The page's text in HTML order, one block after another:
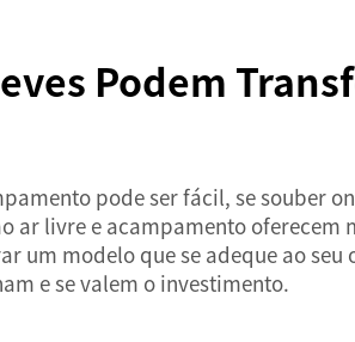
Podem
pode ser fácil, se souber
livre e acampamento oferecem
um modelo que se adeque ao
e se valem o investimento.